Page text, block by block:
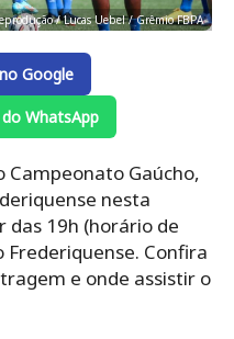
/ Lucas Uebel / Grêmio FBPA
Google
WhatsApp
Gaúcho,
nesta
19h (horário de
Frederiquense. Confira
e onde assistir o